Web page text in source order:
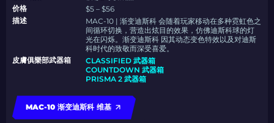
价格
$5 – $56
描述
MAC-10 | 渐变迪斯科 会随着玩家移动在多种霓虹色之
间循环切换，营造出炫目的效果，仿佛迪斯科球的灯
光在闪烁。渐变迪斯科 因其动态变色特效以及对迪斯
科时代的致敬而深受喜爱。
皮膚俱樂部武器箱
CLASSIFIED 武器箱
COUNTDOWN 武器箱
PRISMA 2 武器箱
MAC-10 渐变迪斯科 维基